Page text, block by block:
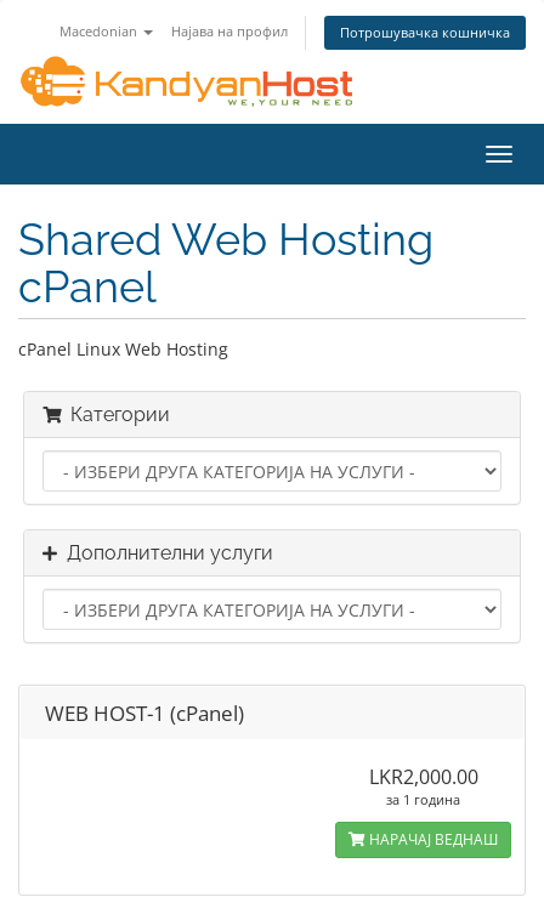
Macedonian Најава на профил Потрошувачка кошничка
ја
Shared Web Hosting
cPanel
cPanel Linux Web Hosting
Категории
Дополнителни услуги
WEB HOST-1 (cPanel)
LKR2,000.00
за 1 година
НАРАЧАЈ ВЕДНАШ